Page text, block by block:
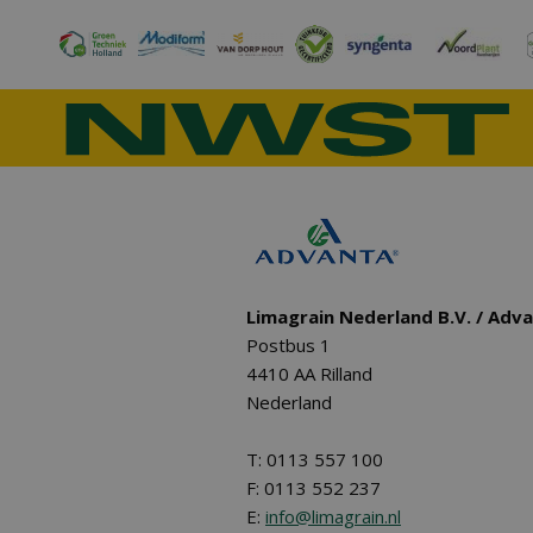
Limagrain Nederland B.V. /
Postbus 1
4410 AA Rilland
Nederland
T: 0113 557 100
F: 0113 552 237
E: info@limagrain.nl